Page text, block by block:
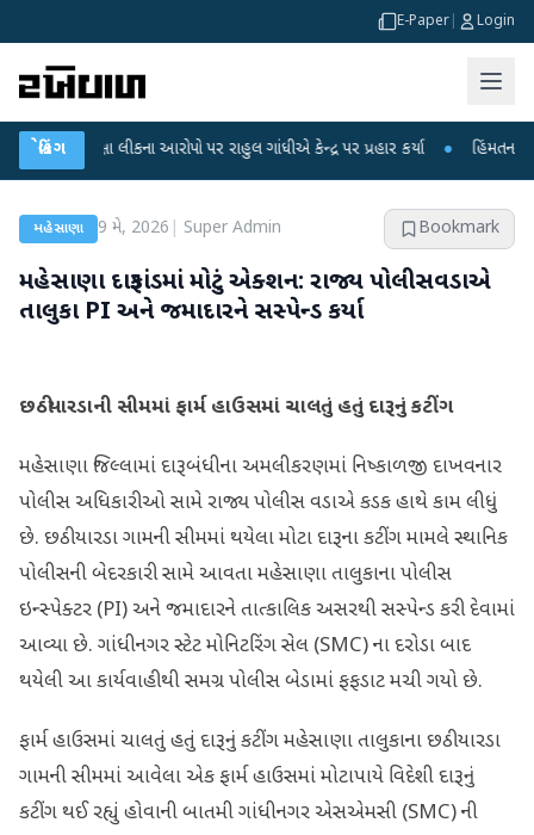
E-Paper Login
બ્રેકિંગલીકના આરોપો પર રાહુલ ગાંધીએ કેન્દ્ર પર પ્રહાર કર્યા ● હિંમતનગરમાં
મહેસાણા 9 મે, 2026 Super Admin Bookmark
મહેસાણા દારૂકાંડમાં મોટું એક્શન: રાજ્ય પોલીસવડાએ
તાલુકા PI અને જમાદારને સસ્પેન્ડ કર્યા
છઠીયારડાની સીમમાં ફાર્મ હાઉસમાં ચાલતું હતું દારૂનું કટીંગ
મહેસાણા જિલ્લામાં દારૂબંધીના અમલીકરણમાં નિષ્કાળજી દાખવનાર
પોલીસ અધિકારીઓ સામે રાજ્ય પોલીસ વડાએ કડક હાથે કામ લીધું
છે. છઠીયારડા ગામની સીમમાં થયેલા મોટા દારૂના કટીંગ મામલે સ્થાનિક
પોલીસની બેદરકારી સામે આવતા મહેસાણા તાલુકાના પોલીસ
ઇન્સ્પેક્ટર (PI) અને જમાદારને તાત્કાલિક અસરથી સસ્પેન્ડ કરી દેવામાં
આવ્યા છે. ગાંધીનગર સ્ટેટ મોનિટરિંગ સેલ (SMC) ના દરોડા બાદ
થયેલી આ કાર્યવાહીથી સમગ્ર પોલીસ બેડામાં ફફડાટ મચી ગયો છે.
ફાર્મ હાઉસમાં ચાલતું હતું દારૂનું કટીંગ મહેસાણા તાલુકાના છઠીયારડા
ગામની સીમમાં આવેલા એક ફાર્મ હાઉસમાં મોટાપાયે વિદેશી દારૂનું
કટીંગ થઈ રહ્યું હોવાની બાતમી ગાંધીનગર એસએમસી (SMC) ની